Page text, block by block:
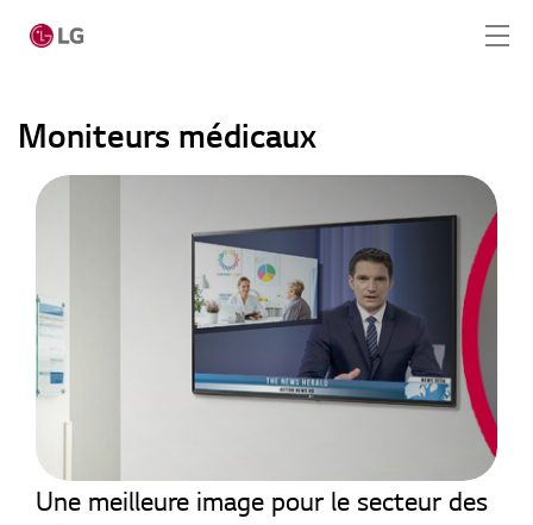
Home
Solution totale
Cas
CONTACT
SERVICE REQUEST
Moniteurs médicaux
Moniteurs médicaux
Une meilleure image pour le secteur des